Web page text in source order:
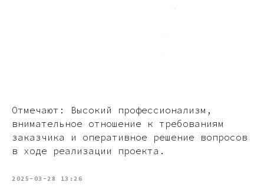
Отмечают: Высокий профессионализм,
внимательное отношение к требованиям
заказчика и оперативное решение вопросов
в ходе реализации проекта.
2025-03-28 13:26